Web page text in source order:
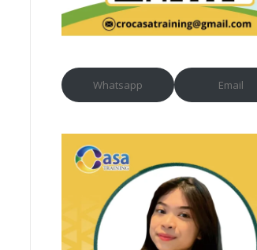
Whatsapp Email